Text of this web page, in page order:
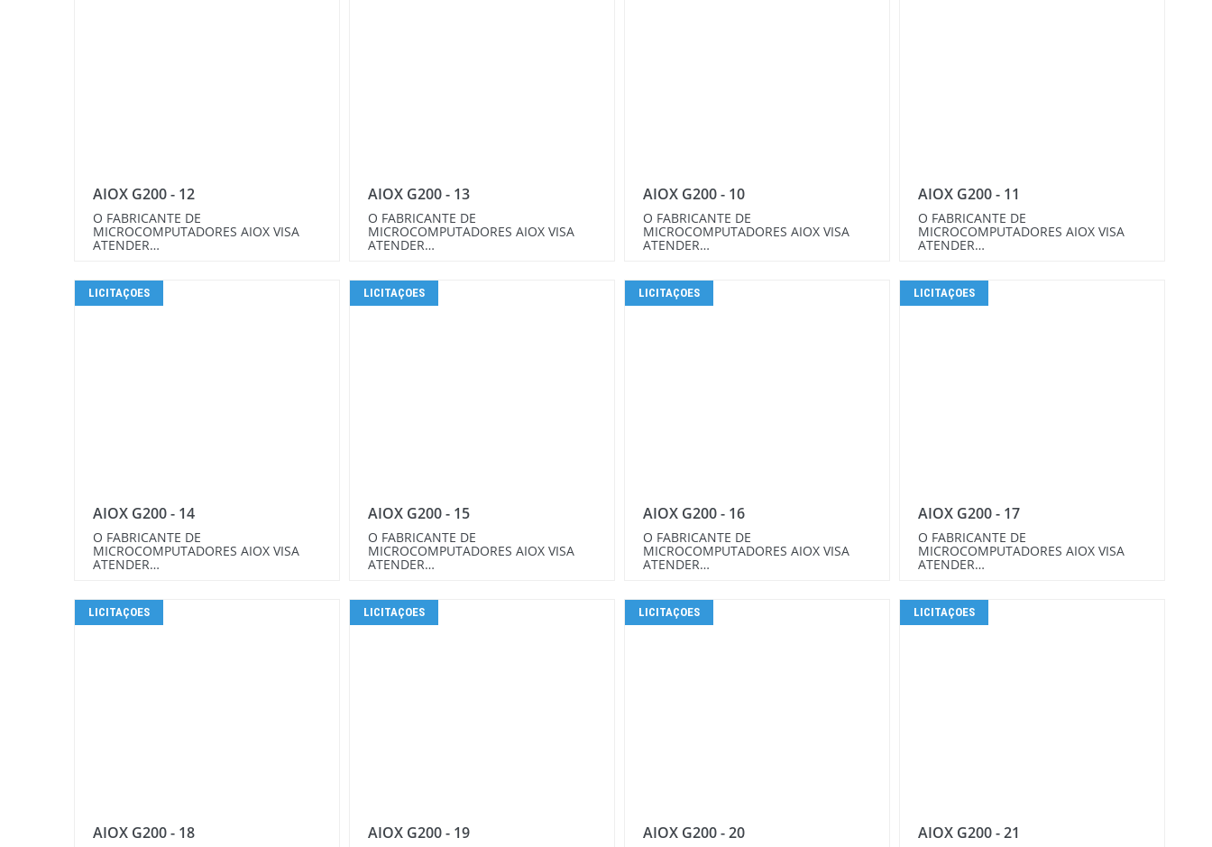
AIOX G200 - 12
O FABRICANTE DE
MICROCOMPUTADORES AIOX VISA
ATENDER…
AIOX G200 - 13
O FABRICANTE DE
MICROCOMPUTADORES AIOX VISA
ATENDER…
AIOX G200 - 10
O FABRICANTE DE
MICROCOMPUTADORES AIOX VISA
ATENDER…
AIOX G200 - 11
O FABRICANTE DE
MICROCOMPUTADORES AIOX VISA
ATENDER…
LICITAÇOES
AIOX G200 - 14
O FABRICANTE DE
MICROCOMPUTADORES AIOX VISA
ATENDER…
LICITAÇOES
AIOX G200 - 15
O FABRICANTE DE
MICROCOMPUTADORES AIOX VISA
ATENDER…
LICITAÇOES
AIOX G200 - 16
O FABRICANTE DE
MICROCOMPUTADORES AIOX VISA
ATENDER…
LICITAÇOES
AIOX G200 - 17
O FABRICANTE DE
MICROCOMPUTADORES AIOX VISA
ATENDER…
LICITAÇOES
AIOX G200 - 18
LICITAÇOES
AIOX G200 - 19
LICITAÇOES
AIOX G200 - 20
LICITAÇOES
AIOX G200 - 21